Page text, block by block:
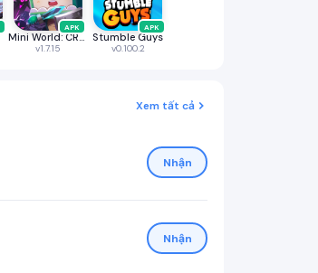
APK
Mini World: CREATA
v1.7.15
APK
Stumble Guys
v0.100.2
Xem tất cả
Nhận
Nhận